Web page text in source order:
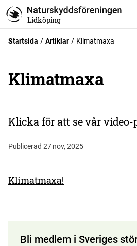
Lidköping
Startsida Artiklar Klimatmaxa
Klimatmaxa
Klicka för att se vår video-
Publicerad 27 nov, 2025
Klimatmaxa!
Bli medlem i Sveriges